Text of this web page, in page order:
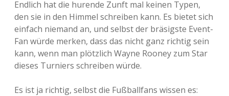
Endlich hat die hurende Zunft mal keinen Typen,
den sie in den Himmel schreiben kann. Es bietet sich
einfach niemand an, und selbst der bräsigste Event-
Fan würde merken, dass das nicht ganz richtig sein
kann, wenn man plötzlich Wayne Rooney zum Star
dieses Turniers schreiben würde.
Es ist ja richtig, selbst die Fußballfans wissen es: